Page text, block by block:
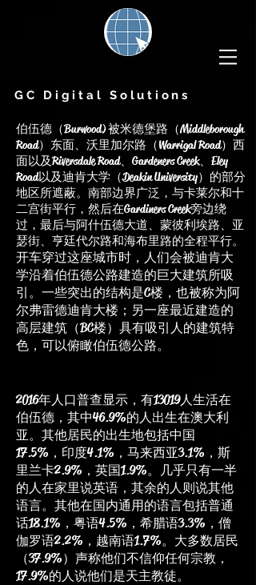
GC Digital Solutions
伯伍德（Burwood) 被米德堡路（Middleborough
Road）东面、沃里加尔路（Warrigal Road）西
面以及Riversdale Road、Gardeners Creek、Eley
Road以及迪肯大学（Deakin University）的部分
地区所遮蔽。南部边界广泛，与卡莱尔和十
二宫街平行，然后在Gardiners Creek旁边绕
过，最后与阿什伍德大道、蒙彼利埃路、亚
瑟街、亨廷代尔路和海布里路的全程平行。
开车穿过这座城市时，人们会被迪肯大
学沿着伯伍德公路建造的巨大建筑所吸
引。一些突出的结构是C楼，也被称为阿
尔弗雷德迪肯大楼；另一座最近建造的
高层建筑（BC楼）具有吸引人的建筑特
色，可以俯瞰伯伍德公路。
2016年人口普查显示，有13019人生活在
伯伍德，其中46.9%的人出生在澳大利
亚。其他居民的出生地包括中国
17.5%，印度4.1%，马来西亚3.1%，斯
里兰卡2.9%，英国1.9%。几乎只有一半
的人在家里说英语，其余的人则说其他
语言。其他在国内通用的语言包括普通
话18.1%，粤语4.5%，希腊语3.3%，僧
伽罗语2.2%，越南语1.7%。大多数居民
（37.9%）声称他们不信仰任何宗教，
17.9%的人说他们是天主教徒。